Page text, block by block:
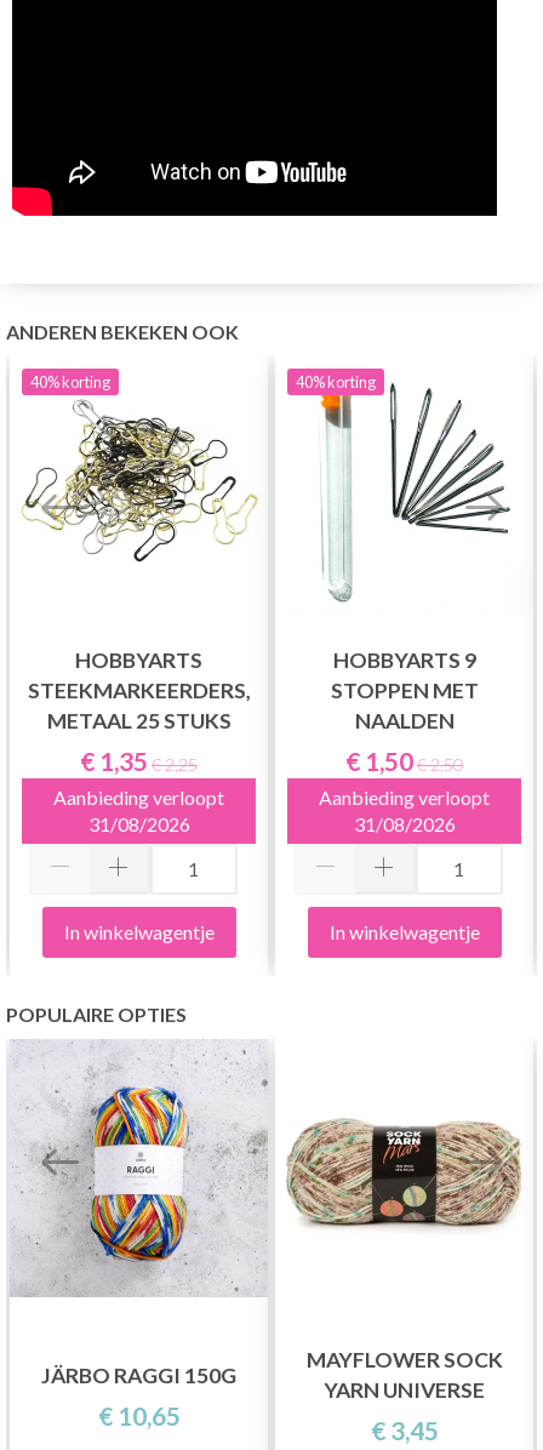
ANDEREN BEKEKEN OOK
40%korting
HOBBYARTS
STEEKMARKEERDERS,
METAAL 25 STUKS
€ 1,35 € 2,25
Aanbieding verloopt
31/08/2026
In winkelwagentje
40%korting
HOBBYARTS 9
STOPPEN MET
NAALDEN
€ 1,50€ 2,50
Aanbieding verloopt
31/08/2026
In winkelwagentje
POPULAIRE OPTIES
JÄRBO RAGGI 150G
€ 10,65
MAYFLOWER SOCK
YARN UNIVERSE
€ 3,45